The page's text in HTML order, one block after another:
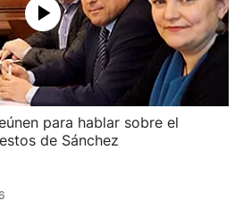
para hablar sobre el
de Sánchez